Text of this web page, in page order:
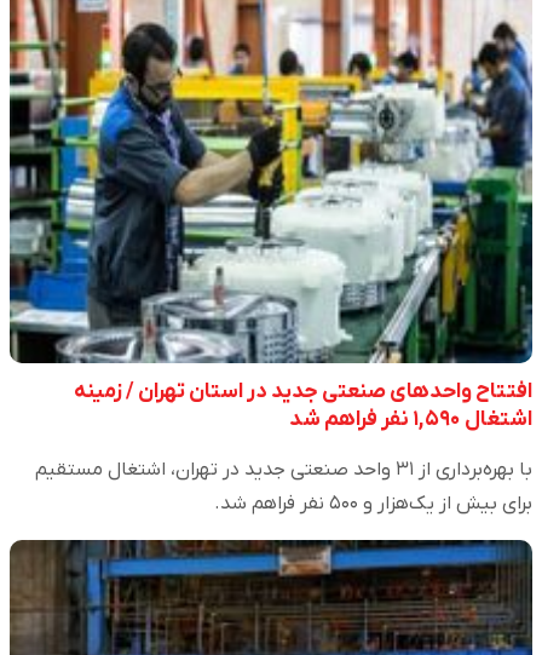
افتتاح واحدهای صنعتی جدید در استان تهران / زمینه
اشتغال ۱,۵۹۰ نفر فراهم شد
با بهره‌برداری از ۳۱ واحد صنعتی جدید در تهران، اشتغال مستقیم
برای بیش از یک‌هزار و ۵۰۰ نفر فراهم شد.